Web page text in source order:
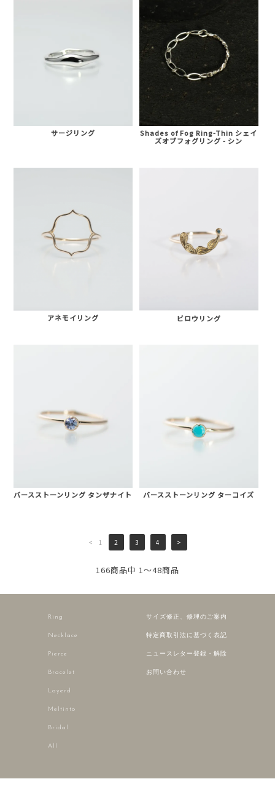
サージリング
Shades of Fog Ring-Thin シェイ
ズオブフォグリング - シン
アネモイリング ビロウリング
バースストーンリング タンザナイト バースストーンリング ターコイズ
< 1 2 3 4 >
166商品中 1～48商品
Ring
Necklace
Pierce
Bracelet
Layerd
Meltinto
Bridal
All
サイズ修正、修理のご案内
特定商取引法に基づく表記
ニュースレター登録・解除
お問い合わせ